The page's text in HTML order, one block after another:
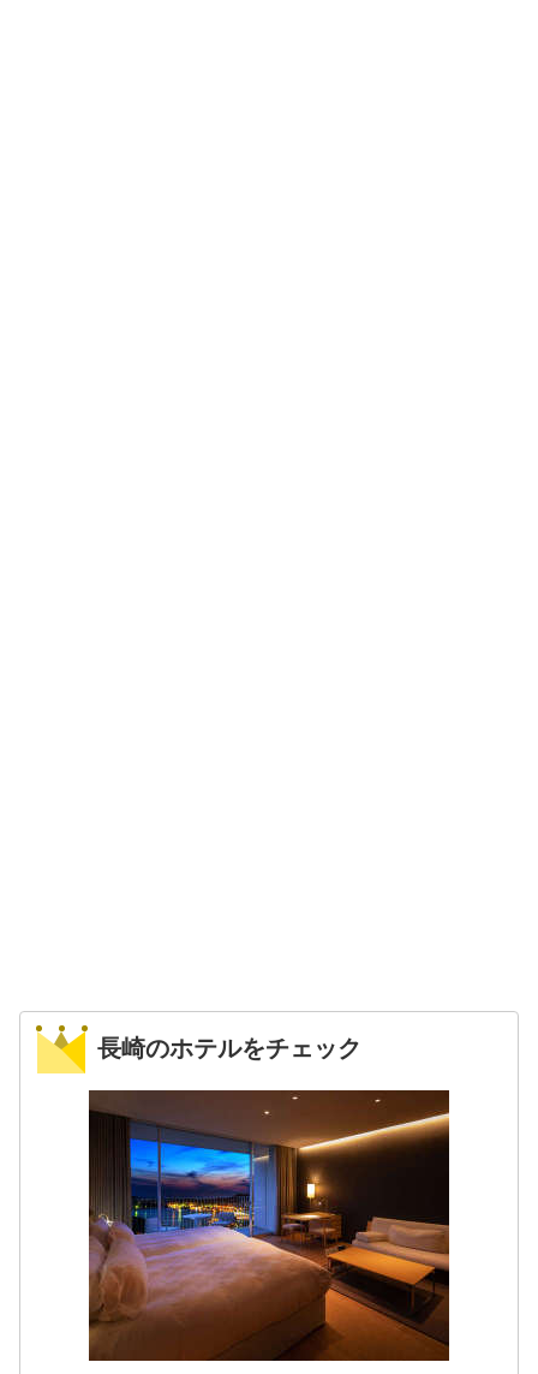
長崎のホテルをチェック